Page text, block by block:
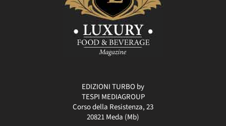
EDIZIONI TURBO by
TESPI MEDIAGROUP
Corso della Resistenza, 23
20821 Meda (Mb)